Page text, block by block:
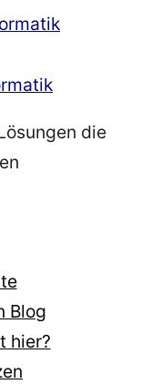
die
Blog
hier?